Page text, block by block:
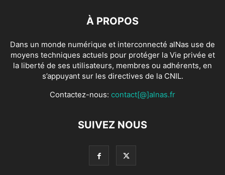
À PROPOS
Dans un monde numérique et interconnecté alNas use de
moyens techniques actuels pour protéger la Vie privée et
la liberté de ses utilisateurs, membres ou adhérents, en
s’appuyant sur les directives de la CNIL.
Contactez-nous: contact[@]alnas.fr
SUIVEZ NOUS